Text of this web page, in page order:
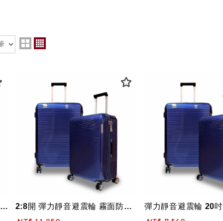
彈力靜音避震輪 霧面防刮 28吋 新秀麗Samsonite 輕量 2:8開 TS... 2:8開 彈力靜音避震輪 霧面防刮 25吋 新秀麗Samsonite 輕量 TS...